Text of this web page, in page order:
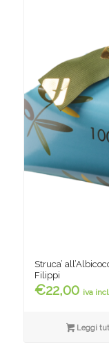
Struca’
Filippi
€22,00 iva
Leggi